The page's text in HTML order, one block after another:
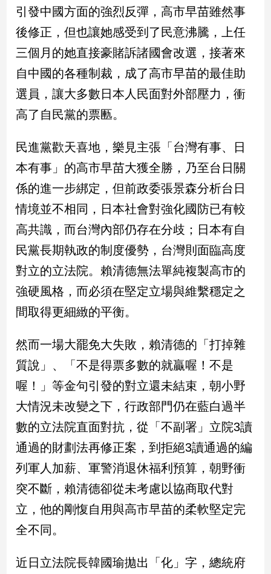
地
方
新
冠
毒
專
區
南
台
灣
觀
點
南
台
灣
觀
點
樂
樂
星
聞
流
行/
尚
追
星
活
引發中國方面的強烈反彈，高市早苗雖然事
後修正，但也讓她感受到了民意沸騰，上任
三個月的她直接豪賭訴諸國會改選，接著來
自中國的各種制裁，成了高市早苗的最佳助
選員，讓大多數日本人民面對外部壓力，衝
高了自民黨的票匭。
民進黨歡天喜地，樂見主張「台灣有事、日
本有事」的高市早苗大獲全勝，乃至台日關
係的進一步綁定，但前政委張景森分析台日
情境並不相同，日本社會對強化國防已有較
高共識，而台灣內部仍存在分歧；日本有自
民黨長期執政的制度優勢，台灣則面臨高度
對立的立法院。賴清德無法單純複製高市的
強硬風格，而必須在堅定立場與維繫穩定之
間取得更細緻的平衡。
然而一場大罷免大失敗，賴清德的「打掉雜
質說」、「不是得票多數的就贏喔！不是
喔！」等金句引發的對立還未結束，朝小野
大情況未改變之下，行政部門仍在藍白過半
數的立法院直面對抗，從「不副署」立院3讀
通過的財劃法再修正案，到拒絕3讀通過的編
列軍人加薪、軍警消退休福利預算，朝野衝
突不斷，賴清德卻從未考慮以協商取代對
立，他的剛愎自用與高市早苗的柔軟堅定完
全不同。
近日立法院長韓國瑜拋出「化」字，總統府